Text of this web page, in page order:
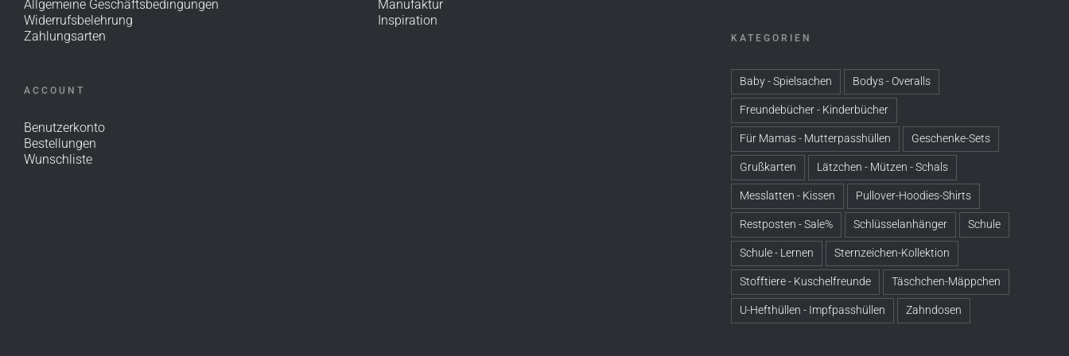
Allgemeine Geschäftsbedingungen
Widerrufsbelehrung
Zahlungsarten
ACCOUNT
Benutzerkonto
Bestellungen
Wunschliste
Manufaktur
Inspiration
KATEGORIEN
Baby - Spielsachen Bodys - Overalls
Freundebücher - Kinderbücher
Für Mamas - Mutterpasshüllen Geschenke-Sets
Grußkarten Lätzchen - Mützen - Schals
Messlatten - Kissen Pullover-Hoodies-Shirts
Restposten - Sale% Schlüsselanhänger Schule
Schule - Lernen Sternzeichen-Kollektion
Stofftiere - Kuschelfreunde Täschchen-Mäppchen
U-Hefthüllen - Impfpasshüllen Zahndosen